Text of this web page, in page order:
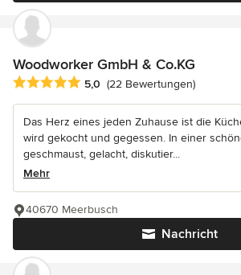
Woodworker GmbH & Co.KG
Durchschnittliche Bewertung: 5 von 5
5,0 (22 Bewertungen)
Das Herz eines jeden Zuhause ist die
wird gekocht und gegessen. In einer
geschmaust, gelacht, diskutier...
Mehr
Nachricht
40670 Meerbusch